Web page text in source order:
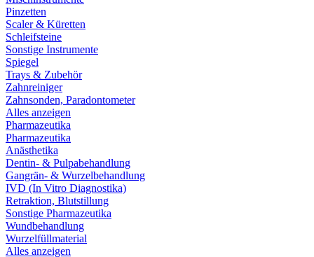
Pinzetten
Scaler & Küretten
Schleifsteine
Sonstige Instrumente
Spiegel
Trays & Zubehör
Zahnreiniger
Zahnsonden, Paradontometer
Alles anzeigen
Pharmazeutika
Pharmazeutika
Anästhetika
Dentin- & Pulpabehandlung
Gangrän- & Wurzelbehandlung
IVD (In Vitro Diagnostika)
Retraktion, Blutstillung
Sonstige Pharmazeutika
Wundbehandlung
Wurzelfüllmaterial
Alles anzeigen